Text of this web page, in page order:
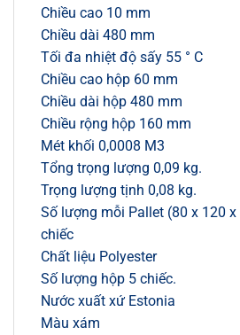
Chiều cao 10 mm
Chiều dài 480 mm
Tối đa nhiệt độ sấy 55 ° C
Chiều cao hộp 60 mm
Chiều dài hộp 480 mm
Chiều rộng hộp 160 mm
Mét khối 0,0008 M3
Tổng trọng lượng 0,09 kg.
Trọng lượng tịnh 0,08 kg.
Số lượng mỗi Pallet (80 x 120
chiếc
Chất liệu Polyester
Số lượng hộp 5 chiếc.
Nước xuất xứ Estonia
Màu xám